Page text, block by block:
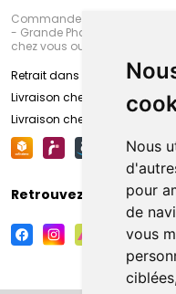
Nous
pour
de
vous
Commandez en ligne et
- Grande Pharmacie
chez vous ou en point retrait
Retrait dans la pharmacie
Livraison chez vous
Livraison chez votre
Retrouvez-nous sur